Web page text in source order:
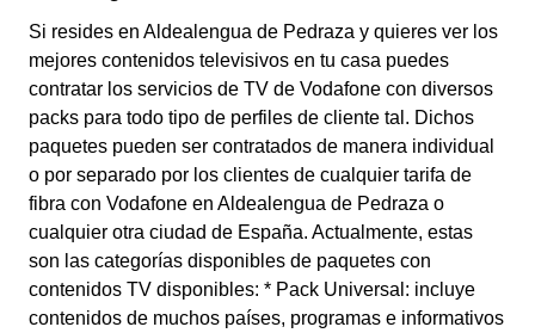
Si resides en Aldealengua de Pedraza y quieres ver los
mejores contenidos televisivos en tu casa puedes
contratar los servicios de TV de Vodafone con diversos
packs para todo tipo de perfiles de cliente tal. Dichos
paquetes pueden ser contratados de manera individual
o por separado por los clientes de cualquier tarifa de
fibra con Vodafone en Aldealengua de Pedraza o
cualquier otra ciudad de España. Actualmente, estas
son las categorías disponibles de paquetes con
contenidos TV disponibles: * Pack Universal: incluye
contenidos de muchos países, programas e informativos